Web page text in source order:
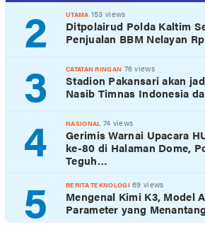
2 UTAMA 153 views
Ditpolairud Polda Kaltim
Penjualan BBM Nelayan
3 CATATAN RINGAN 76 views
Stadion Pakansari akan
Nasib Timnas Indonesia
4 NASIONAL 74 views
Gerimis Warnai Upacara
ke-80 di Halaman Dome,
Teguh…
5 BERITA TEKNOLOGI 69 views
Mengenal Kimi K3, Model
Parameter yang